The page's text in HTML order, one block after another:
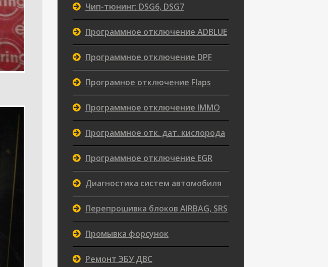
Чип-тюнинг: DSG6, DSG7
Программное отключение ADBLUE
Программное отключение DPF
Програмное отключение Flaps
Программное отключение IMMO
Программное отк. дат. кислорода
Программное отключение EGR
Диагностика систем автомобиля
Перепрошивка блоков AIRBAG, SRS
Промывка форсунок
Ремонт ЭБУ ДВС